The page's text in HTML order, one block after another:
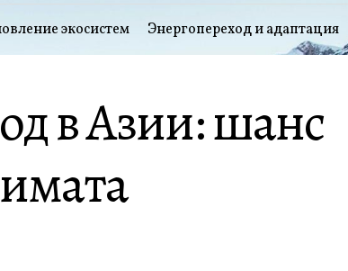
экосистем Энергопереход и адаптация
в Азии: шанс